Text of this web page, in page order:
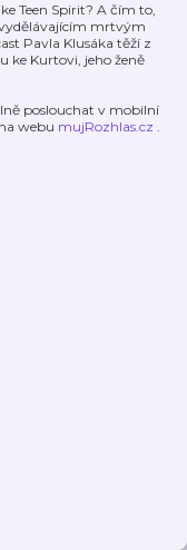
Teen Spirit? A čím to,
mrtvým
Pavla Klusáka těží z
ke Kurtovi, jeho ženě
poslouchat v mobilní
webu mujRozhlas.cz .